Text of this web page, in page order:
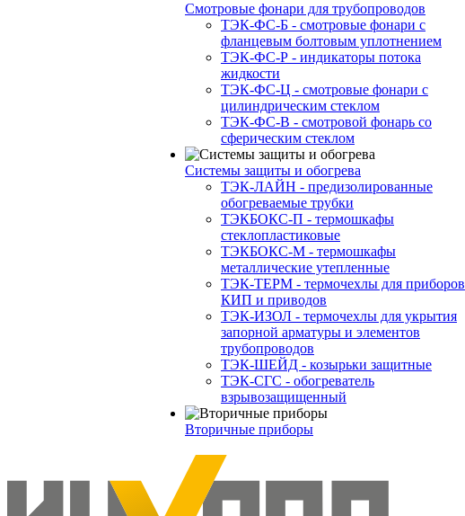
Смотровые фонари для трубопроводов
ТЭК-ФС-Б - смотровые фонари с
фланцевым болтовым уплотнением
ТЭК-ФС-Р - индикаторы потока
жидкости
ТЭК-ФС-Ц - смотровые фонари с
цилиндрическим стеклом
ТЭК-ФС-В - смотровой фонарь со
сферическим стеклом
Системы защиты и обогрева
ТЭК-ЛАЙН - предизолированные
обогреваемые трубки
ТЭКБОКС-П - термошкафы
стеклопластиковые
ТЭКБОКС-М - термошкафы
металлические утепленные
ТЭК-ТЕРМ - термочехлы для приборов
КИП и приводов
ТЭК-ИЗОЛ - термочехлы для укрытия
запорной арматуры и элементов
трубопроводов
ТЭК-ШЕЙД - козырьки защитные
ТЭК-СГС - обогреватель
взрывозащищенный
Вторичные приборы